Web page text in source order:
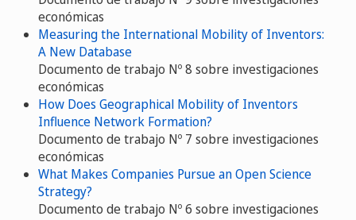
económicas
Measuring the International Mobility of Inventors:
A New Database
Documento de trabajo Nº 8 sobre investigaciones
económicas
How Does Geographical Mobility of Inventors
Influence Network Formation?
Documento de trabajo Nº 7 sobre investigaciones
económicas
What Makes Companies Pursue an Open Science
Strategy?
Documento de trabajo Nº 6 sobre investigaciones